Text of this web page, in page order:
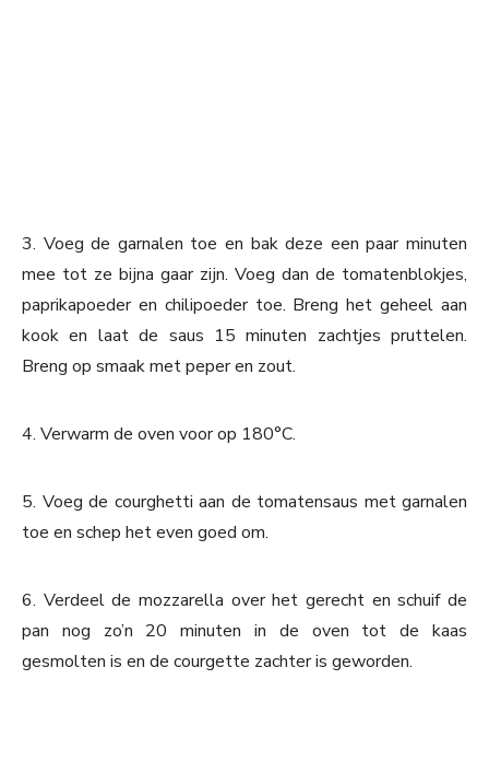
3. Voeg de garnalen toe en bak deze een paar minuten
mee tot ze bijna gaar zijn. Voeg dan de tomatenblokjes,
paprikapoeder en chilipoeder toe. Breng het geheel aan
kook en laat de saus 15 minuten zachtjes pruttelen.
Breng op smaak met peper en zout.
4. Verwarm de oven voor op 180°C.
5. Voeg de courghetti aan de tomatensaus met garnalen
toe en schep het even goed om.
6. Verdeel de mozzarella over het gerecht en schuif de
pan nog zo’n 20 minuten in de oven tot de kaas
gesmolten is en de courgette zachter is geworden.